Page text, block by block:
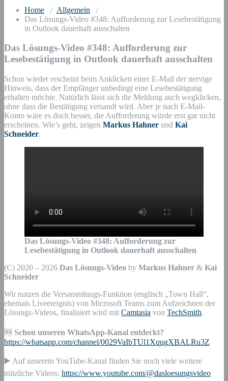
Home / Allgemein /
Das Lösungs-Video #348: Aufforderung zur Lesebestätigung
in Outlook dauerhaft ausschalten
Das Lösungs-Video #348: Aufforderung zur
Lesebestätigung in Outlook dauerhaft ausschalten
Schon wieder erscheint beim Anklicken einer E-Mail der nervige
Hinweis, dass der Empfänger unbedingt eine Lesebestätigung
erhalten möchte. Natürlich lässt sich die Meldung auch wegklicken,
ohne dass die Bestätigung versandt wird. Aber je nach E-Mail-
Konto wäre es doch besser, die Aufforderung würde erst gar nicht
erscheinen. Wie’s geht, zeigen Markus Hahner und Kai
Schneider.
Das Lösungs-Video #348: Aufforderung zur
Lesebestätigung in Outlook dauerhaft ausschalten
(C) 2020 – 2026 Das Lösungs-Video by Markus Hahner & Kai
Schneider
Wir nutzen die Versammlungs-Funktion (englisch „Town Hall“,
ehemals Liveereignis) von Microsoft Teams zum Aufzeichnen der
Lösungs-Videos, finalisiert wird mit Camtasia von TechSmith.
🆕 Schon unseren WhatsApp-Kanal entdeckt?
https://whatsapp.com/channel/0029VaIbTUl1XqugXBALRu3Z
▶️ Auf unserem YouTube-Kanal finden Sie noch viele weitere
nützliche Videos: https://www.youtube.com/@dasloesungsvideo